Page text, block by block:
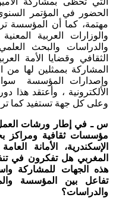
الحضور في المؤتمر
مهتمة، كما أن المؤسسة
والوزارات العربية
والدراسات والبحث
الثقافي وقضايا الأمة
المشاركة بممثلين لها من
وإصدارات المؤسسة
الألكترونية ، وأعتقد هذا
وعلى كل جهة تستفيد كما
س ـ في إطار ورشات العمل
مؤسسات ثقافية ومراكز
الإسكندرية، الأمانة
المغربي هل تفكرون في
هذه الجهات للمشاركة
تفاعل بين المؤسسة
والدراسات؟